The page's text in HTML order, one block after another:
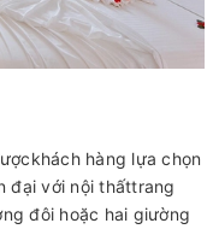
hàng lựa chọn
đại với nội thấttrang
đôi hoặc hai giường